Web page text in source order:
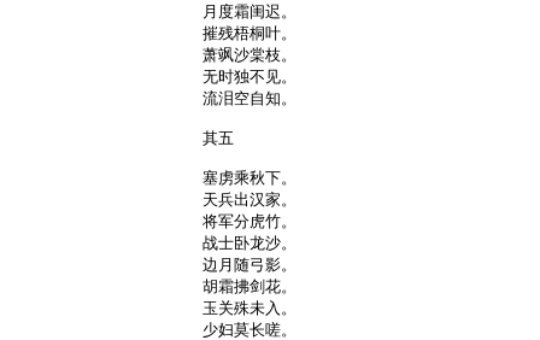
月度霜闺迟。
摧残梧桐叶。
萧飒沙棠枝。
无时独不见。
流泪空自知。
其五
塞虏乘秋下。
天兵出汉家。
将军分虎竹。
战士卧龙沙。
边月随弓影。
胡霜拂剑花。
玉关殊未入。
少妇莫长嗟。